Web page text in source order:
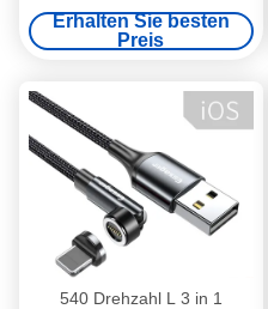
Magnetladekabel
Erhalten Sie besten
Preis
540 Drehzahl L 3 in 1